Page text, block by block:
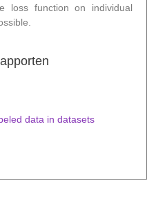
loss function on individual
data in datasets